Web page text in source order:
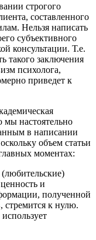
строгого
составленного
Нельзя написать
субъективного
консультации. Т.е.
такого заключения
психолога,
приведет к
мы настоятельно
в написании
объем статьи
моментах:
и
полученной
стремится к нулю.